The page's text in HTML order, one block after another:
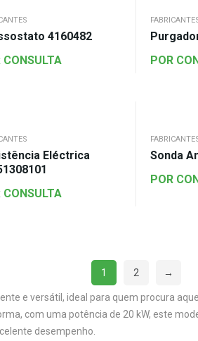
4160482
CONSULTA
POR
Eléctrica
CONSULTA
Sonda
POR
1 2 →
e versátil, ideal para quem procura
com uma potência de 20 kW, este
desempenho.